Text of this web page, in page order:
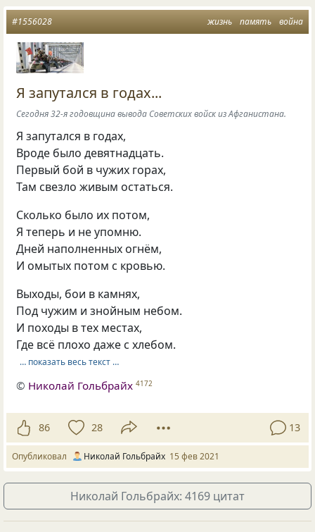
жизнь память война
#1556028
Я запутался в годах...
Сегодня 32-я годовщина вывода Советских войск из Афганистана.
Я запутался в годах,
Вроде было девятнадцать.
Первый бой в чужих горах,
Там свезло живым остаться.
Сколько было их потом,
Я теперь и не упомню.
Дней наполненных огнём,
И омытых потом с кровью.
Выходы, бои в камнях,
Под чужим и знойным небом.
И походы в тех местах,
Где всё плохо даже с хлебом.
… показать весь текст …
© Николай Гольбрайх 4172
86 28 13
Опубликовал Николай Гольбрайх 15 фев 2021
Николай Гольбрайх: 4169 цитат